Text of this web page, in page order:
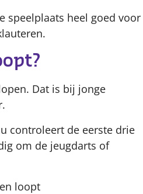
speelplaats heel goed voor
Dat is bij jonge
controleert de eerste drie
om de jeugdarts of
loopt